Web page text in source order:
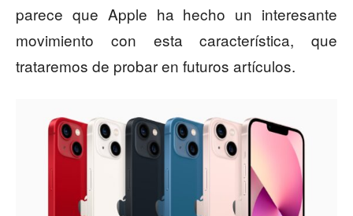
parece que Apple ha hecho un interesante
movimiento con esta característica, que
trataremos de probar en futuros artículos.